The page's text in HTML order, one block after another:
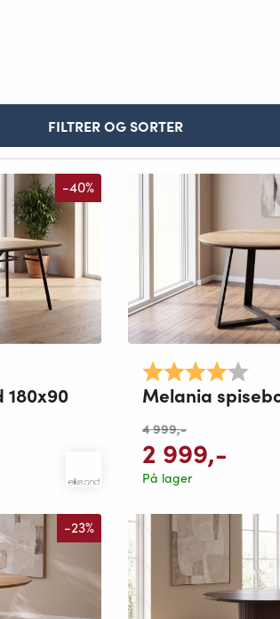
FILTRER OG SORTER
-40%
Karakter:
Melania
4 999,-
2 999,-
På lager
-23%